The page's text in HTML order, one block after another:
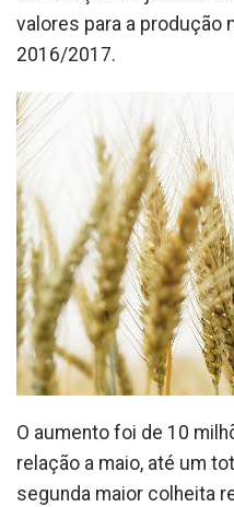
valores para a produção
2016/2017.
O aumento foi de 10
relação a maio, até um
segunda maior colheita